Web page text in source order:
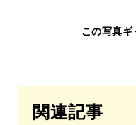
この写真
関連記事